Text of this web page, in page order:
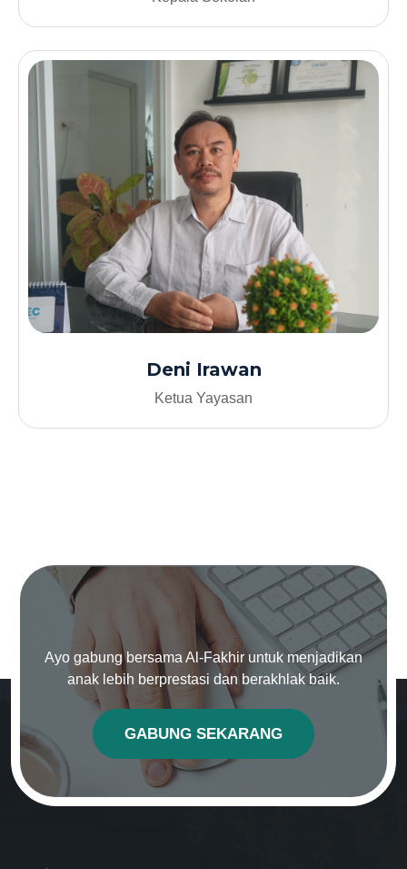
Deni Irawan
Ketua Yayasan
Ayo gabung bersama Al-Fakhir untuk menjadikan
anak lebih berprestasi dan berakhlak baik.
GABUNG SEKARANG